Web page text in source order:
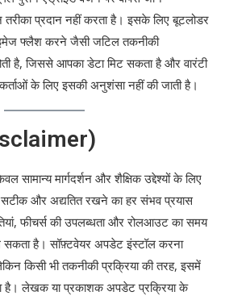
प्रदान नहीं करता है। इसके लिए बूटलोडर
फ्लैश करने जैसी जटिल तकनीकी
है, जिससे आपका डेटा मिट सकता है और वारंटी
के लिए इसकी अनुशंसा नहीं की जाती है।
सामान्य मार्गदर्शन और शैक्षिक उद्देश्यों के लिए
सटीक और अद्यतित रखने का हर संभव प्रयास
फीचर्स की उपलब्धता और रोलआउट का समय
सकता है। सॉफ़्टवेयर अपडेट इंस्टॉल करना
किसी भी तकनीकी प्रक्रिया की तरह, इसमें
है। लेखक या प्रकाशक अपडेट प्रक्रिया के